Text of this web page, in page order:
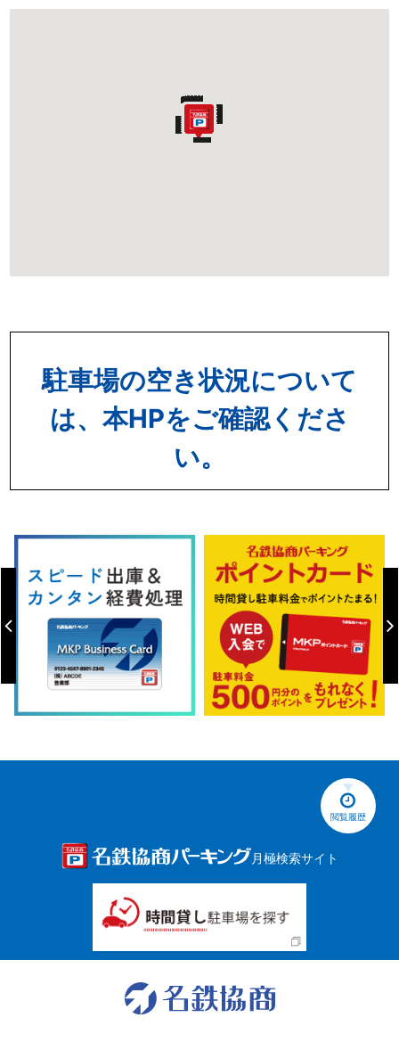
駐車場の空き状況について
は、本HPをご確認くださ
い。
閲覧履歴
月極検索サイト